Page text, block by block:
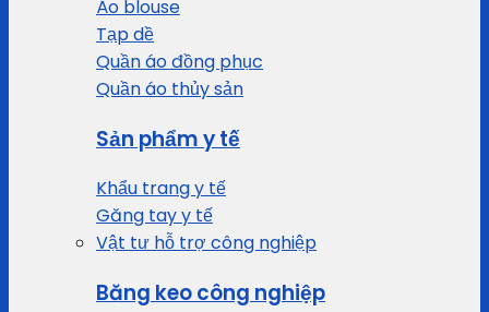
Áo blouse
Tạp dề
Quần áo đồng phục
Quần áo thủy sản
Sản phẩm y tế
Khẩu trang y tế
Găng tay y tế
Vật tư hỗ trợ công nghiệp
Băng keo công nghiệp